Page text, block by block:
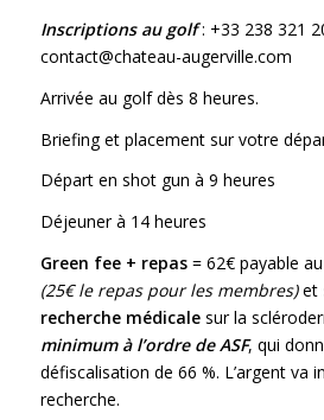
Inscriptions au golf: +33 238 321
contact@chateau-augerville.com
Arrivée au golf dès 8 heures.
Briefing et placement sur votre
Départ en shot gun à 9 heures
Déjeuner à 14 heures
Green fee + repas= 62€ payable
(25€ le repas pour les membres)et
recherche médicalesur la
minimum à l’ordre de ASF, qui
défiscalisation de 66 %. L’argent va
recherche.